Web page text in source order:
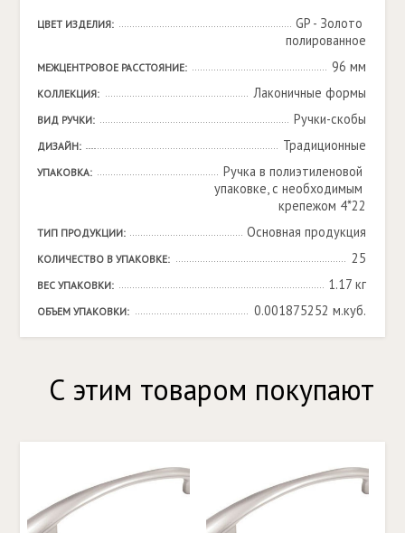
ЦВЕТ ИЗДЕЛИЯ:
GP - Золото
полированное
МЕЖЦЕНТРОВОЕ РАССТОЯНИЕ: 96 мм
КОЛЛЕКЦИЯ: Лаконичные формы
ВИД РУЧКИ: Ручки-скобы
ДИЗАЙН: Традиционные
УПАКОВКА:
Ручка в полиэтиленовой
упаковке, с необходимым
крепежом 4*22
ТИП ПРОДУКЦИИ: Основная продукция
КОЛИЧЕСТВО В УПАКОВКЕ: 25
ВЕС УПАКОВКИ: 1.17 кг
ОБЪЕМ УПАКОВКИ: 0.001875252 м.куб.
С этим товаром покупают